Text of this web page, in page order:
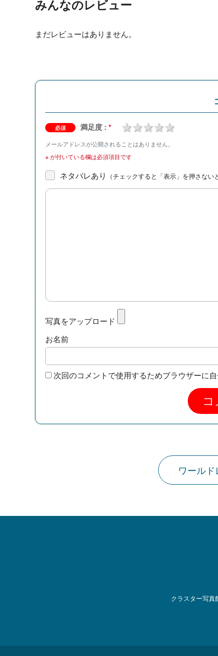
みんなのレビュー
まだレビューはありません。
必須 満足度 : * 4 stars
3 stars
2 stars
1 star
メールアドレスが公開されることはありません。
※が付いている欄は必須項目です
ネタバレあり （チェックすると「表示」を押さな
写真をアップロード
お名前
次回のコメントで使用するためブラウザーに
ワール
クラスター写真